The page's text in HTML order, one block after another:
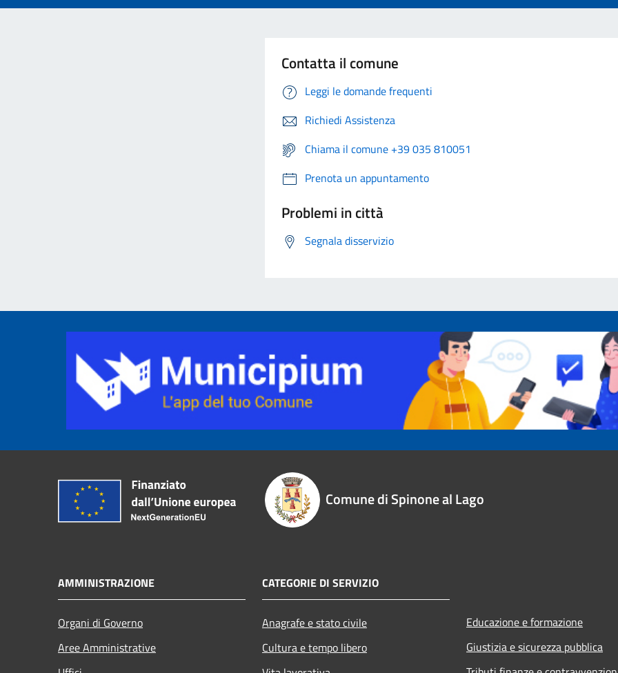
Contatta il comune
Leggi le domande frequenti
Richiedi Assistenza
Chiama il comune +39 035 810051
Prenota un appuntamento
Problemi in città
Segnala disservizio
Comune di Spinone al Lago
AMMINISTRAZIONE
Organi di Governo
Aree Amministrative
CATEGORIE DI SERVIZIO
Anagrafe e stato civile
Cultura e tempo libero
Educazione e formazione
Giustizia e sicurezza pubblica